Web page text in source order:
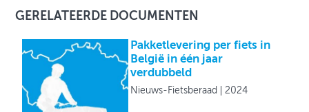
GERELATEERDE DOCUMENTEN
Pakketlevering per fiets in
België in één jaar
verdubbeld
Nieuws-Fietsberaad 2024